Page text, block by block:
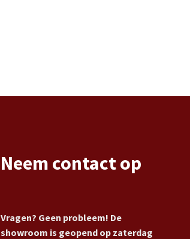
Neem contact op
Vragen? Geen probleem! De
showroom is geopend op zaterdag